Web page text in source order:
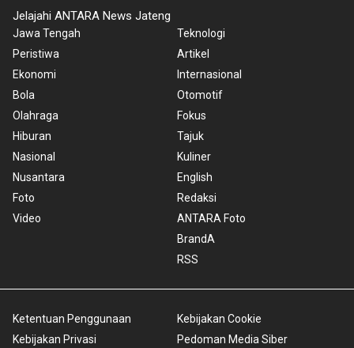
Jelajahi ANTARA News Jateng
Jawa Tengah
Peristiwa
Ekonomi
Bola
Olahraga
Hiburan
Nasional
Nusantara
Foto
Video
Teknologi
Artikel
Internasional
Otomotif
Fokus
Tajuk
Kuliner
English
Redaksi
ANTARA Foto
BrandA
RSS
Ketentuan Penggunaan
Kebijakan Privasi
Kebijakan Cookie
Pedoman Media Siber